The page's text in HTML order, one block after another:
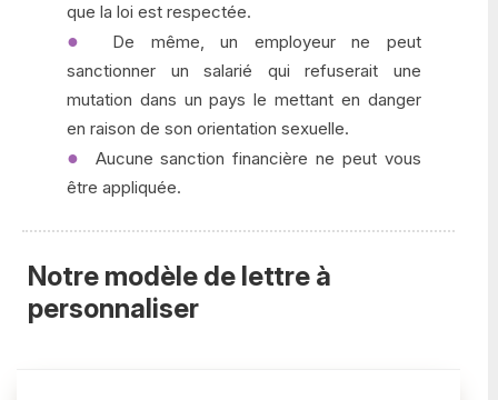
que la loi est respectée.
De même, un employeur ne peut
sanctionner un salarié qui refuserait une
mutation dans un pays le mettant en danger
en raison de son orientation sexuelle.
Aucune sanction financière ne peut vous
être appliquée.
Notre modèle de lettre à
personnaliser